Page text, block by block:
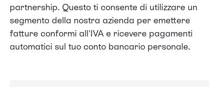
partnership. Questo ti consente di utilizzare un
segmento della nostra azienda per emettere
fatture conformi all'IVA e ricevere pagamenti
automatici sul tuo conto bancario personale.